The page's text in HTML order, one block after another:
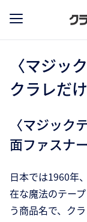
〈マジッ
クラレだけ
〈マジック
面ファスナ
日本では1960年
在な魔法のテー
う商品名で、ク